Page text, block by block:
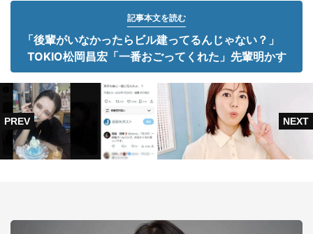
記事本文を読む
「後輩がいなかったらビル建ってるんじゃない？」
TOKIO松岡昌宏「一番おごってくれた」先輩明かす